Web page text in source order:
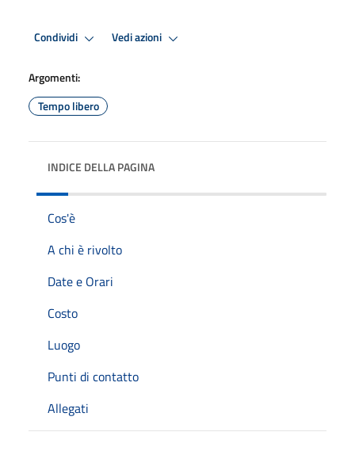
Condividi Vedi azioni
Argomenti:
Tempo libero
INDICE DELLA PAGINA
Cos'è
A chi è rivolto
Date e Orari
Costo
Luogo
Punti di contatto
Allegati